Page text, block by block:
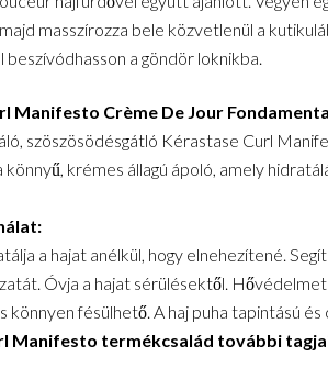
masszírozza bele közvetlenül a
beszívódhasson a göndör loknikba.
Manifesto Crème De Jour
szöszösödésgátló Kérastase Curl
könnyű, krémes állagú ápoló, amely
a hajat anélkül, hogy elnehezítené.
Óvja a hajat sérülésektől.
könnyen fésülhető. A haj puha tapintású
Manifesto termékcsalád további